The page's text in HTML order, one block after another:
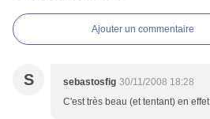
Ajouter un commentaire
S sebastosfig 30/11/2008 18:28
C'est très beau (et tentant) en effet